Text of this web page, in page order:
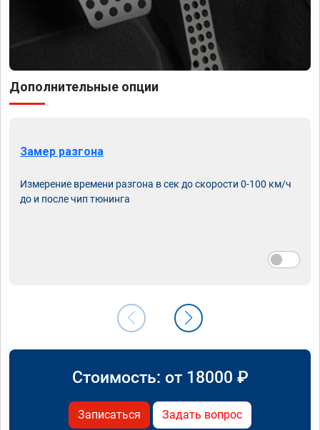
Дополнительные опции
Замер разгона
Измерение времени разгона в сек до скорости 0-100 км/ч
до и после чип тюнинга
Стоимость: от 18000 ₽
Записаться Задать вопрос